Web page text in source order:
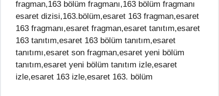
fragman,163 bölüm fragmanı,163 bölüm fragmanı
esaret dizisi,163.bölüm,esaret 163 fragman,esaret
163 fragmanı,esaret fragman,esaret tanıtım,esaret
163 tanıtım,esaret 163 bölüm tanıtım,esaret
tanıtımı,esaret son fragman,esaret yeni bölüm
tanıtım,esaret yeni bölüm tanıtım izle,esaret
izle,esaret 163 izle,esaret 163. bölüm